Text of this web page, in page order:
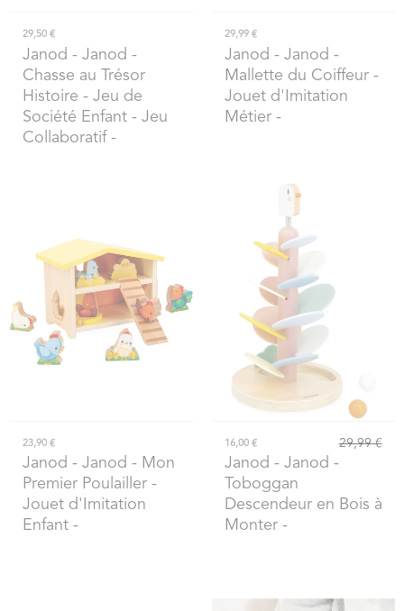
29,50 €
Janod - Janod -
Chasse au Trésor
Histoire - Jeu de
Société Enfant - Jeu
Collaboratif -
29,99 €
Janod - Janod -
Mallette du Coiffeur -
Jouet d'Imitation
Métier -
23,90 €
Janod - Janod - Mon
Premier Poulailler -
Jouet d'Imitation
Enfant -
16,00 € 29,99 €
Janod - Janod -
Toboggan
Descendeur en Bois à
Monter -